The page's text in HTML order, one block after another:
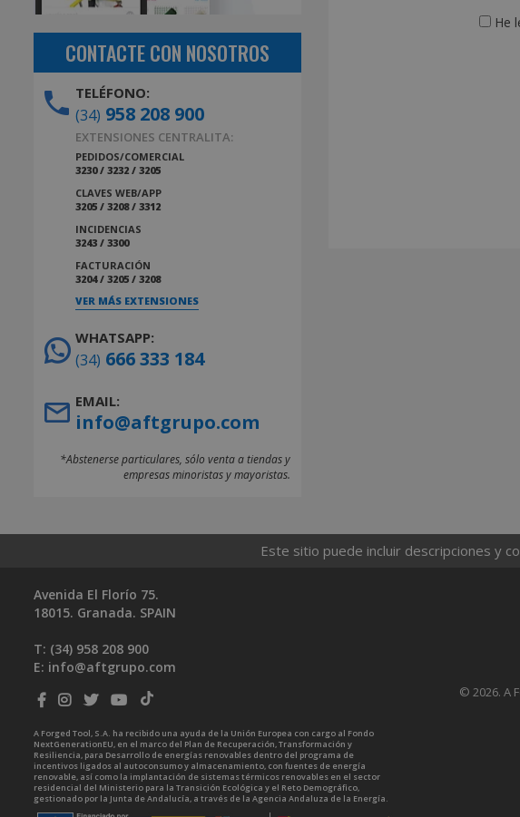
He
CONTACTE CON NOSOTROS
TELÉFONO:
(34) 958 208 900
EXTENSIONES CENTRALITA:
PEDIDOS/COMERCIAL
3230 / 3232 / 3205
CLAVES WEB/APP
3205 / 3208 / 3312
INCIDENCIAS
3243 / 3300
FACTURACIÓN
3204 / 3205 / 3208
VER MÁS EXTENSIONES
WHATSAPP:
(34) 666 333 184
EMAIL:
info@aftgrupo.com
*Abstenerse particulares, sólo venta a tiendas y
empresas minoristas y mayoristas.
Este sitio puede incluir descripciones y
© 2026. A
Avenida El Florío 75.
18015. Granada. SPAIN
T: (34) 958 208 900
E: info@aftgrupo.com
A Forged Tool, S.A. ha recibido una ayuda de la Unión Europea con cargo al Fondo
NextGenerationEU, en el marco del Plan de Recuperación, Transformación y
Resiliencia, para Desarrollo de energías renovables dentro del programa de
incentivos ligados al autoconsumo y almacenamiento, con fuentes de energía
renovable, así como la implantación de sistemas térmicos renovables en el sector
residencial del Ministerio para la Transición Ecológica y el Reto Demográfico,
gestionado por la Junta de Andalucía, a través de la Agencia Andaluza de la Energía.